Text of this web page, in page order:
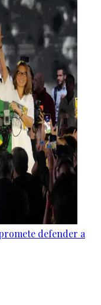
defender a